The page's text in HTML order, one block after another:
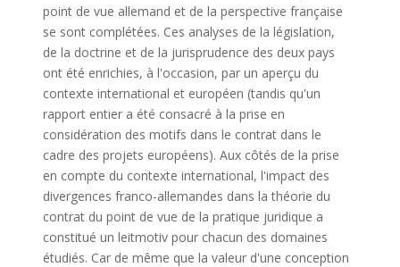
point de vue allemand et de la perspective française
se sont complétées. Ces analyses de la législation,
de la doctrine et de la jurisprudence des deux pays
ont été enrichies, à l'occasion, par un aperçu du
contexte international et européen (tandis qu'un
rapport entier a été consacré à la prise en
considération des motifs dans le contrat dans le
cadre des projets européens). Aux côtés de la prise
en compte du contexte international, l'impact des
divergences franco-allemandes dans la théorie du
contrat du point de vue de la pratique juridique a
constitué un leitmotiv pour chacun des domaines
étudiés. Car de même que la valeur d'une conception